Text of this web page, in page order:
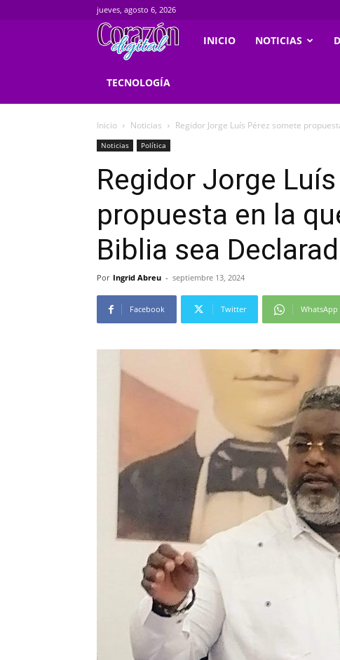
jueves, agosto 6, 2026
Corazondigital.net
INICIO NOTICIAS
TECNOLOGÍA
Inicio Noticias Regidor Jorge Luís Pérez somete
Noticias Política
Regidor Jorge
propuesta en la
Biblia sea
Por Ingrid Abreu - septiembre 13, 2024
Facebook Twitter WhatsApp